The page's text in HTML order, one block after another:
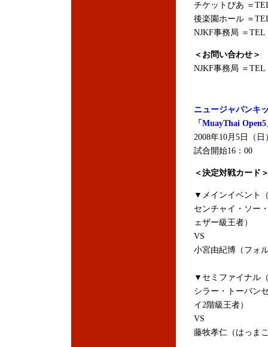
チケットぴあ ＝
後楽園ホール ＝
NJKF事務局 ＝TEL
＜お問い合わせ＞
NJKF事務局 ＝TEL
ニュージャパンキ
「MuayThai
2008年10月5日（
試合開始16：00
＜決定対戦カード
▼メインイベント
センチャイ・ソー
ェザー級王者）
VS
小宮由紀博（フォ
▼セミファイナル
シラー・トーバン
イ2階級王者）
VS
藤牧孝仁（はっま